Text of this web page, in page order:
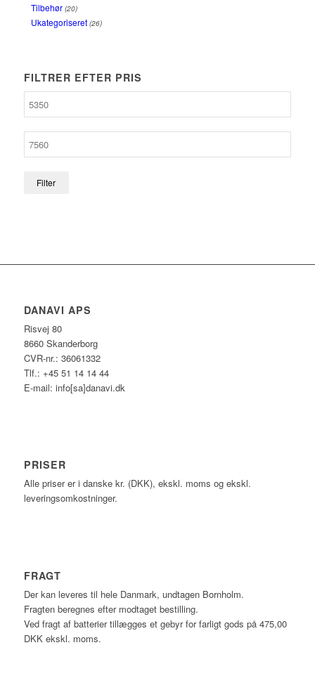
Tilbehør (20)
Ukategoriseret (26)
FILTRER EFTER PRIS
Filter
DANAVI APS
Risvej 80
8660 Skanderborg
CVR-nr.: 36061332
Tlf.: +45 51 14 14 44
E-mail: info[sa]danavi.dk
PRISER
Alle priser er i danske kr. (DKK), ekskl. moms og ekskl.
leveringsomkostninger.
FRAGT
Der kan leveres til hele Danmark, undtagen Bornholm.
Fragten beregnes efter modtaget bestilling.
Ved fragt af batterier tillægges et gebyr for farligt gods på 475,00
DKK ekskl. moms.